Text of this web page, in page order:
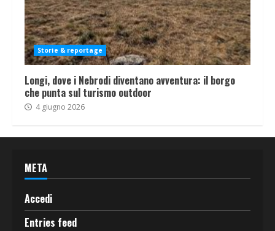
Storie & reportage
Longi, dove i Nebrodi diventano avventura: il borgo
che punta sul turismo outdoor
4 giugno 2026
META
Accedi
Entries feed